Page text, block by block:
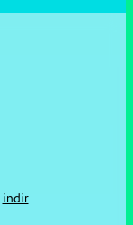
i̇ndir